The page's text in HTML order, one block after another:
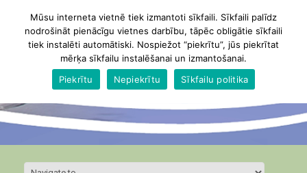
Mūsu interneta vietnē tiek izmantoti sīkfaili. Sīkfaili palīdz
nodrošināt pienācīgu vietnes darbību, tāpēc obligātie sīkfaili
tiek instalēti automātiski. Nospiežot “piekrītu”, jūs piekrītat
mērķa sīkfailu instalēšanai un izmantošanai.
Piekrītu
Nepiekrītu Sīkfailu politika